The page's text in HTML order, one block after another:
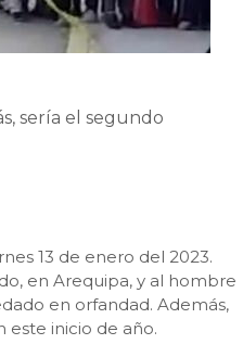
sería el segundo
13 de enero del 2023.
en Arequipa, y al hombre
en orfandad. Además,
este inicio de año.